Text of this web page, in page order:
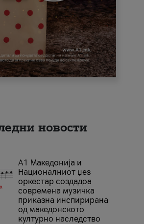
новости
А1 Македонија и
Националниот џез
оркестар создадоа
современа музичка
приказна инспирирана
од македонското
културно наследство